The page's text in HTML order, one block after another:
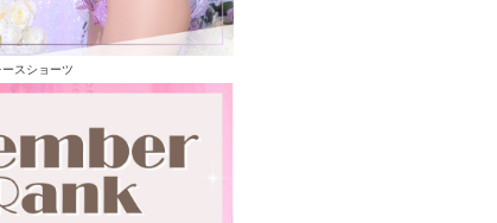
スショーツ